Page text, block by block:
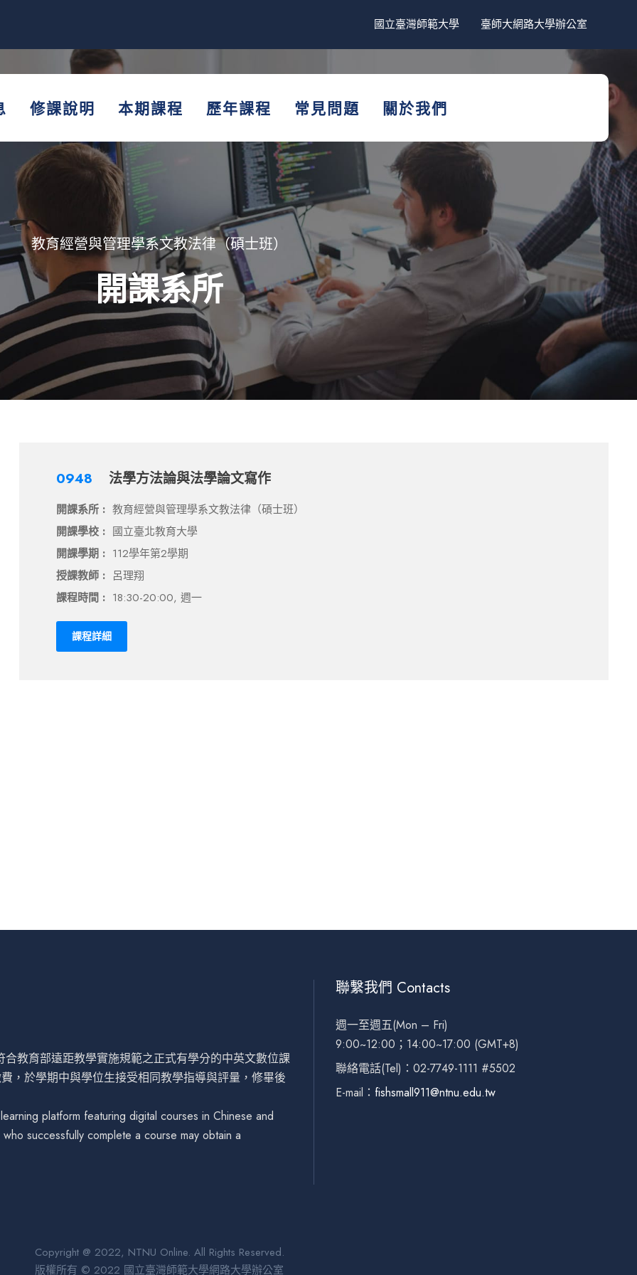
國立臺灣師範大學 臺師大網路大學辦公室
修課說明 本期課程 歷年課程 常見問題 關於我們
教育經營與管理學系文教法律（碩士班）
開課系所
0948 法學方法論與法學論文寫作
開課系所 : 教育經營與管理學系文教法律（碩士班）
開課學校 : 國立臺北教育大學
開課學期 : 112學年第2學期
授課教師 : 呂理翔
課程時間 : 18:30-20:00, 週一
課程詳細
教育部遠距教學實施規範之正式有學分的中英文數位課
，於學期中與學位生接受相同教學指導與評量，修畢後
platform featuring digital courses in Chinese and
successfully complete a course may obtain a
聯繫我們 Contacts
週一至週五(Mon – Fri)
9:00~12:00；14:00~17:00 (GMT+8)
聯絡電話(Tel)：02-7749-1111 #5502
E-mail： fishsmall911@ntnu.edu.tw
Copyright @ 2022, NTNU Online. All Rights Reserved.
版權所有 © 2022 國立臺灣師範大學網路大學辦公室